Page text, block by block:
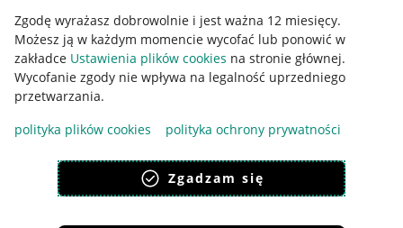
Zgodę wyrażasz dobrowolnie i jest ważna 12 miesięcy.
Możesz ją w każdym momencie wycofać lub ponowić w
zakładce Ustawienia plików cookies na stronie głównej.
Wycofanie zgody nie wpływa na legalność uprzedniego
przetwarzania.
polityka plików cookies
polityka ochrony prywatności
Zgadzam się
Pobierz aplikację